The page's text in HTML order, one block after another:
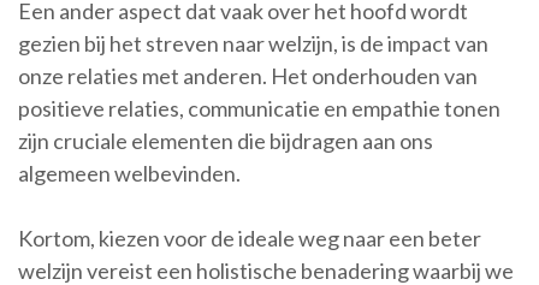
Een ander aspect dat vaak over het hoofd wordt
gezien bij het streven naar welzijn, is de impact van
onze relaties met anderen. Het onderhouden van
positieve relaties, communicatie en empathie tonen
zijn cruciale elementen die bijdragen aan ons
algemeen welbevinden.
Kortom, kiezen voor de ideale weg naar een beter
welzijn vereist een holistische benadering waarbij we